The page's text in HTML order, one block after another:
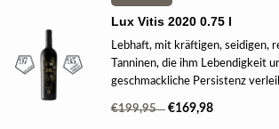
Lux Vitis 2020 0.75 l
Lebhaft, mit kräftigen, seidigen,
Tanninen, die ihm Lebendigkeit
geschmackliche Persistenz
€199,95 €169,98